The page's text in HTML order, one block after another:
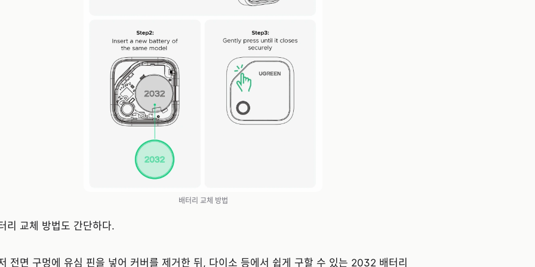
배터리 교체 방법
리 교체 방법도 간단하다.
전면 구멍에 유심 핀을 넣어 커버를 제거한 뒤, 다이소 등에서 쉽게 구할 수 있는 2032 배터리